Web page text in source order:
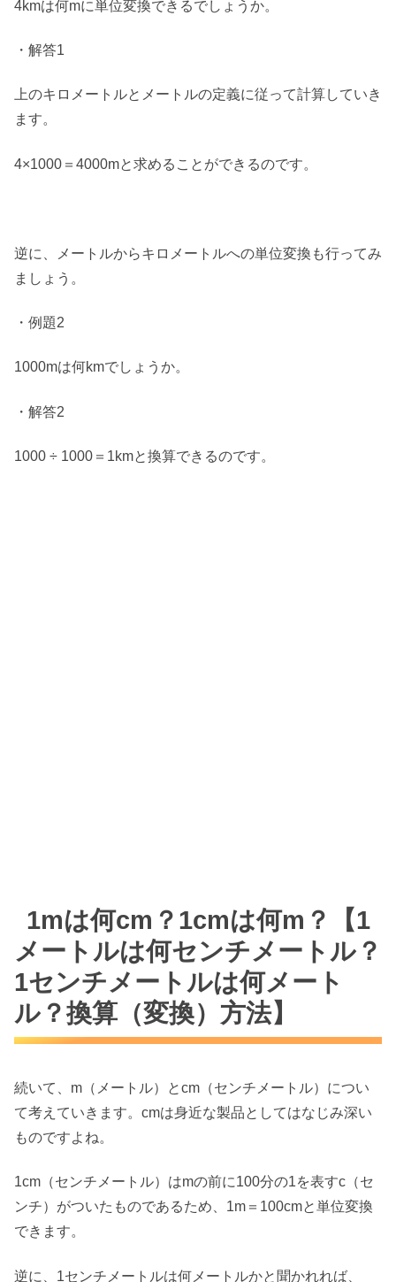
4kmは何mに単位変換できるでしょうか。
・解答1
上のキロメートルとメートルの定義に従って計算していき
ます。
4×1000＝4000mと求めることができるのです。
逆に、メートルからキロメートルへの単位変換も行ってみ
ましょう。
・例題2
1000mは何kmでしょうか。
・解答2
1000 ÷ 1000＝1kmと換算できるのです。
1mは何cm？1cmは何m？【1
メートルは何センチメートル？
1センチメートルは何メート
ル？換算（変換）方法】
続いて、m（メートル）とcm（センチメートル）につい
て考えていきます。cmは身近な製品としてはなじみ深い
ものですよね。
1cm（センチメートル）はmの前に100分の1を表すc（セ
ンチ）がついたものであるため、1m＝100cmと単位変換
できます。
逆に、1センチメートルは何メートルかと聞かれれば、